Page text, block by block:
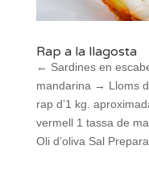
Rap a la llagosta
← Sardines en
mandarina → Lloms
rap d’1 kg.
vermell 1 tassa de
Oli d’oliva Sal